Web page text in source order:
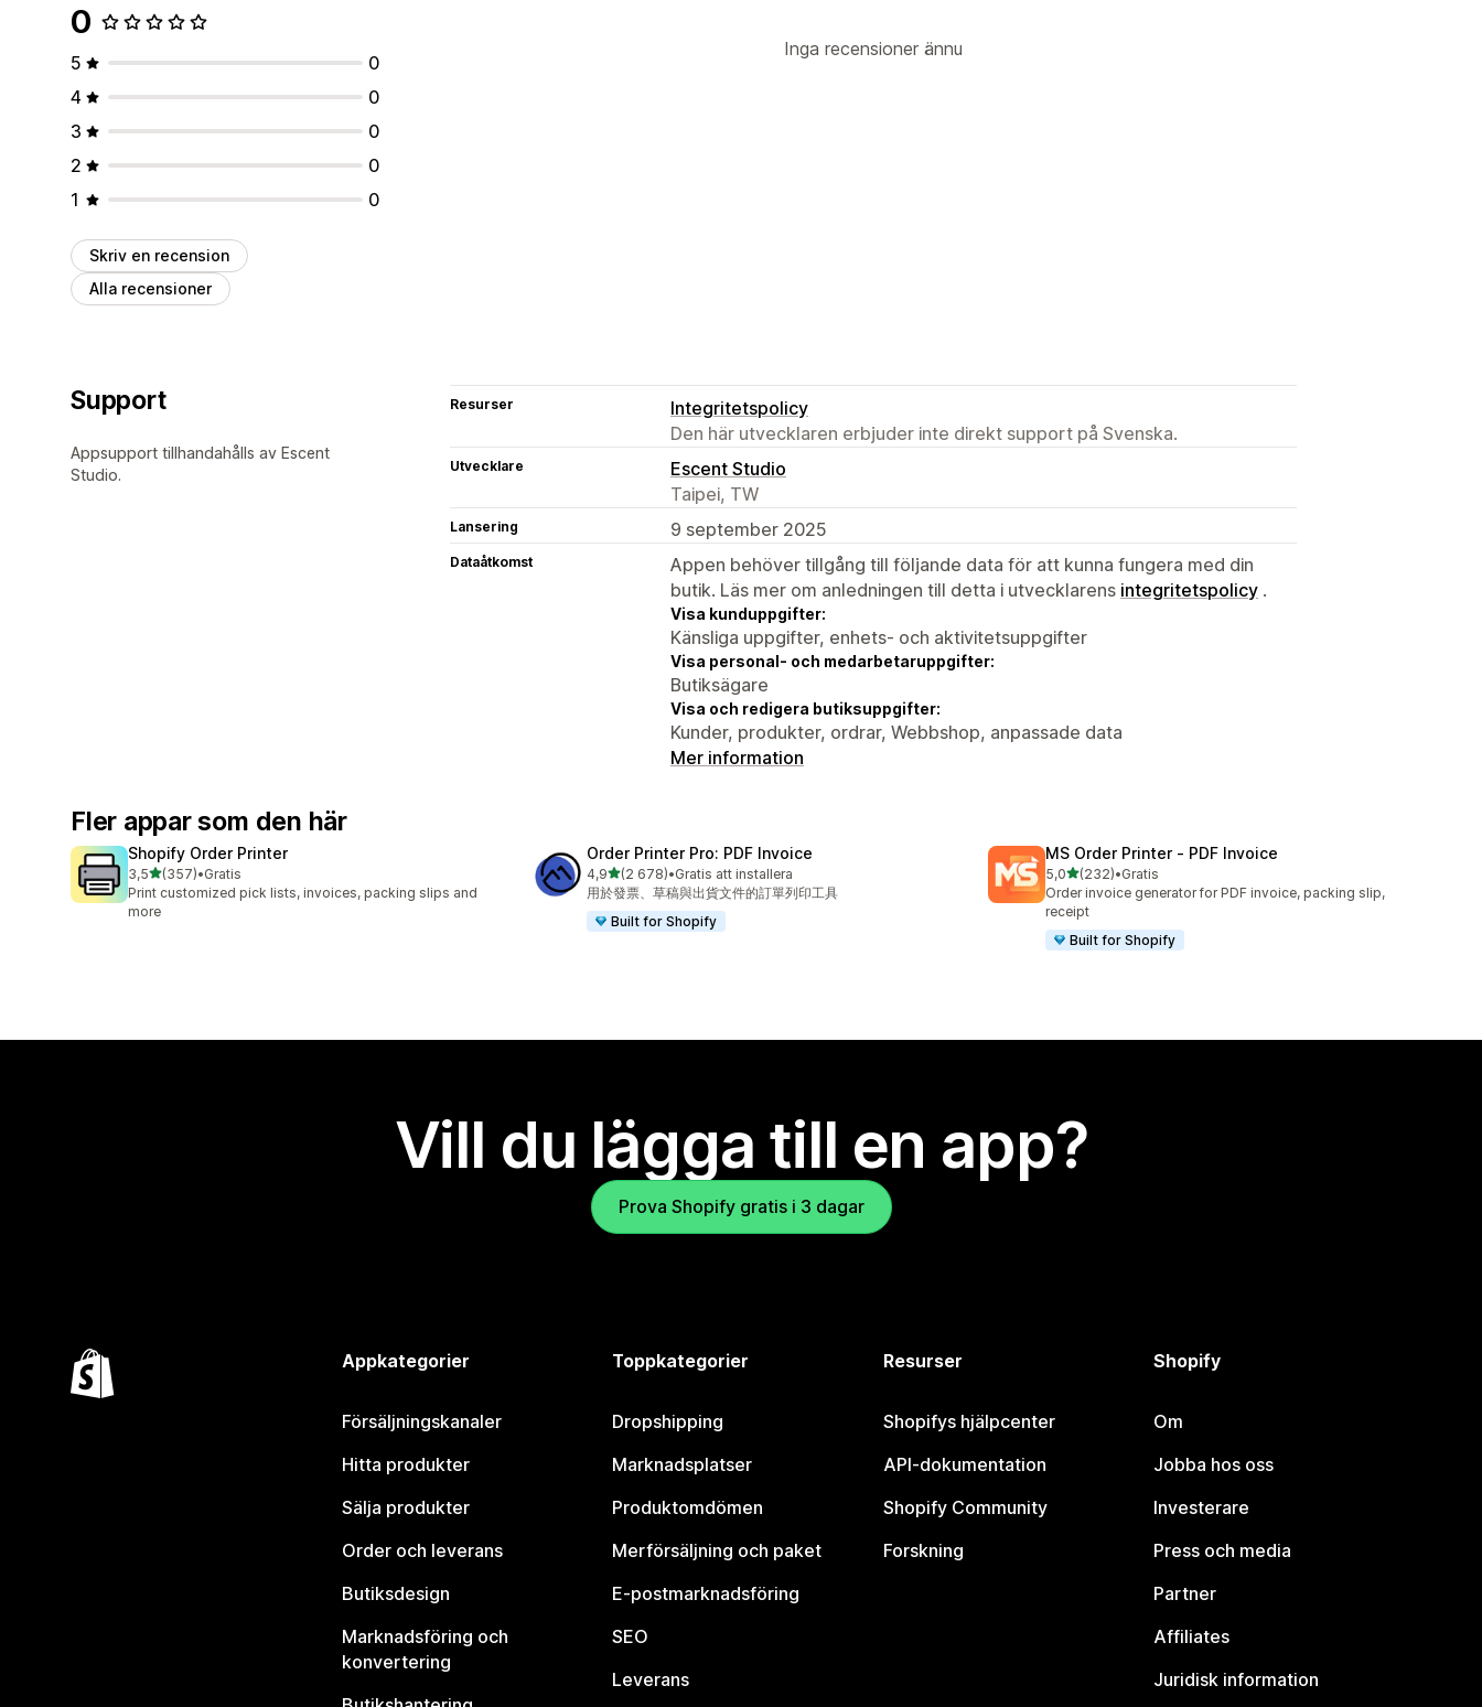
0
5
0
4
0
3
0
2
0
1
0
Skriv en recension
Alla recensioner
Inga recensioner ännu
Support
Appsupport tillhandahålls av Escent
Studio.
Resurser
Integritetspolicy
Den här utvecklaren erbjuder inte direkt support på Svenska.
Utvecklare
Escent Studio
Taipei, TW
Lansering 9 september 2025
Dataåtkomst
Appen behöver tillgång till följande data för att kunna fungera med din
butik. Läs mer om anledningen till detta i utvecklarens integritetspolicy .
Visa kunduppgifter:
Känsliga uppgifter, enhets- och aktivitetsuppgifter
Visa personal- och medarbetaruppgifter:
Butiksägare
Visa och redigera butiksuppgifter:
Kunder, produkter, ordrar, Webbshop, anpassade data
Mer information
Fler appar som den här
Shopify Order Printer
3,5av 5 stjärnor
(357)
357 recensioner totalt
•Gratis
Print customized pick lists, invoices, packing slips and
more
Order Printer Pro: PDF Invoice
4,9av 5 stjärnor
(2 678)
2678 recensioner totalt
•Gratis att installera
用於發票、草稿與出貨文件的訂單列印工具
Built for Shopify
MS Order Printer ‑ PDF Invoice
5,0av 5 stjärnor
(232)
232 recensioner totalt
•Gratis
Order invoice generator for PDF invoice, packing slip,
receipt
Built for Shopify
Vill du lägga till en app?
Prova Shopify gratis i 3 dagar
Appkategorier
Försäljningskanaler
Hitta produkter
Sälja produkter
Order och leverans
Butiksdesign
Marknadsföring och
konvertering
Toppkategorier
Dropshipping
Marknadsplatser
Produktomdömen
Merförsäljning och paket
E-postmarknadsföring
SEO
Leverans
Resurser
Shopifys hjälpcenter
API-dokumentation
Shopify Community
Forskning
Shopify
Om
Jobba hos oss
Investerare
Press och media
Partner
Affiliates
Juridisk information